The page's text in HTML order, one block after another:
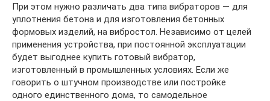
При этом нужно различать два типа вибраторов — для
уплотнения бетона и для изготовления бетонных
формовых изделий, на вибростол. Независимо от целей
применения устройства, при постоянной эксплуатации
будет выгоднее купить готовый вибратор,
изготовленный в промышленных условиях. Если же
говорить о штучном производстве или постройке
одного единственного дома, то самодельное